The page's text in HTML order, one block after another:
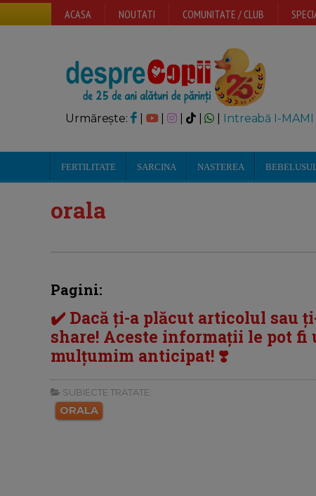
ACASA NOUTATI COMUNITATE / CLUB
Urmărește: | | Intreabă I-MAMI
FERTILITATE SARCINA NASTEREA
orala
Pagini:
✔️ Dacă ți-a plăcut articolul sau
share! Aceste informații le pot
mulțumim anticipat! ❣️
SUBIECTE TRATATE:
ORALA